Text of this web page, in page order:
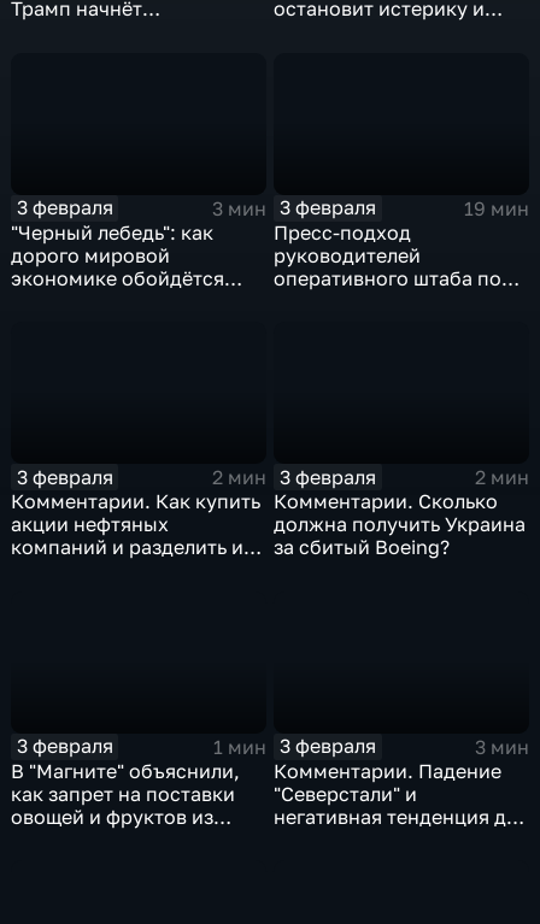
Трамп начнёт
остановит истерику и
3 февраля
3 мин
"Черный лебедь": как
дорого мировой
экономике обойдётся
3 февраля
19 мин
Пресс-подход
руководителей
оперативного штаба по
3 февраля
2 мин
Комментарии. Как купить
акции нефтяных
компаний и разделить их
3 февраля
2 мин
Комментарии. Сколько
должна получить Украина
за сбитый Boeing?
3 февраля
1 мин
В "Магните" объяснили,
как запрет на поставки
овощей и фруктов из
3 февраля
3 мин
Комментарии. Падение
"Северстали" и
негативная тенденция для